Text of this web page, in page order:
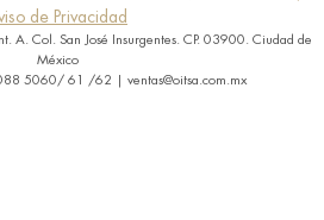
de Privacidad
A. Col. San José Insurgentes. CP. 03900. Ciudad de
México
5060/ 61 /62 | ventas@oitsa.com.mx